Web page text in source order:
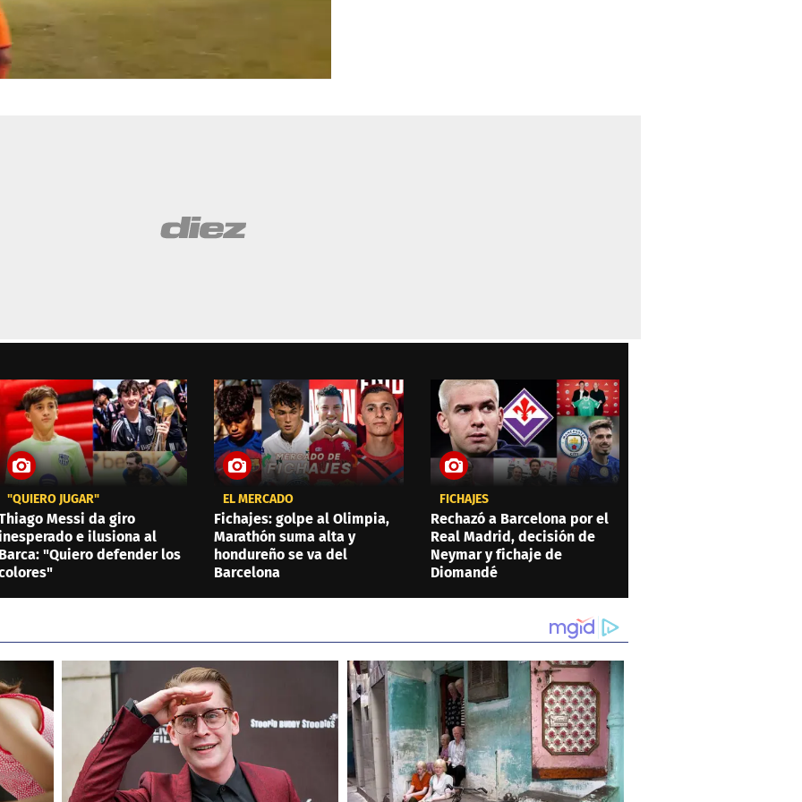
"QUIERO JUGAR"
Messi da giro
e ilusiona al
Barca: "Quiero defender los
EL MERCADO
Fichajes: golpe al Olimpia,
Marathón suma alta y
hondureño se va del
Barcelona
FICHAJES
Rechazó a Barcelona por el
Real Madrid, decisión de
Neymar y fichaje de
Diomandé